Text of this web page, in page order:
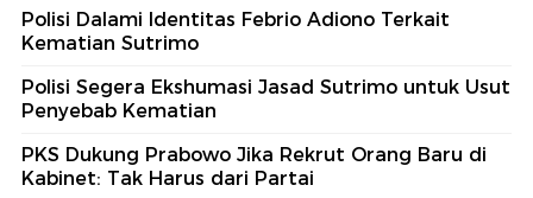
Polisi Dalami Identitas Febrio Adiono Terkait
Kematian Sutrimo
Polisi Segera Ekshumasi Jasad Sutrimo untuk Usut
Penyebab Kematian
PKS Dukung Prabowo Jika Rekrut Orang Baru di
Kabinet: Tak Harus dari Partai